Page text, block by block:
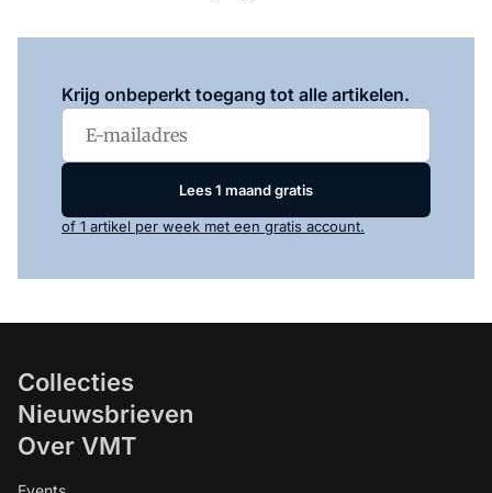
Krijg onbeperkt toegang tot alle artikelen.
Lees 1 maand gratis
of 1 artikel per week met een gratis account.
Collecties
Nieuwsbrieven
Over VMT